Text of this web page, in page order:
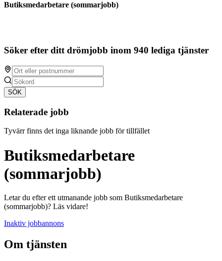
Butiksmedarbetare (sommarjobb)
Söker efter ditt drömjobb inom 940 lediga tjänster
SÖK
Relaterade jobb
Tyvärr finns det inga liknande jobb för tillfället
Butiksmedarbetare
(sommarjobb)
Letar du efter ett utmanande jobb som Butiksmedarbetare
(sommarjobb)? Läs vidare!
Inaktiv jobbannons
Om tjänsten